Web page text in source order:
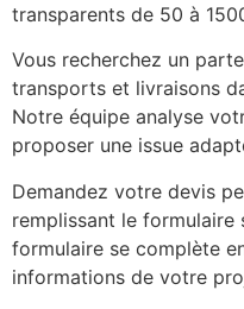
transparents de 50 à
Vous recherchez un
transports et livraisons
Notre équipe analyse
proposer une issue
Demandez votre devis
remplissant le
formulaire se complète
informations de votre